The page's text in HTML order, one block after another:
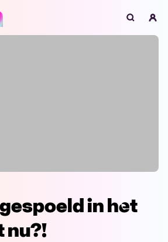
niet ondersteund
Edge Download
in het
nu?!